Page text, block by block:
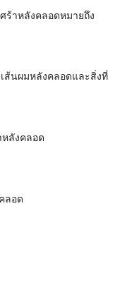
ร้าหลังคลอดหมายถึง
ส้นผมหลังคลอดและสิ่งที่
ลังคลอด
ลอด